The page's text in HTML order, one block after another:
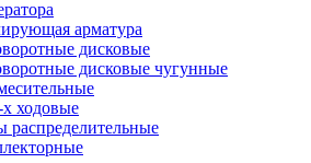
арматура
дисковые
дисковые чугунные
ходовые
распределительные